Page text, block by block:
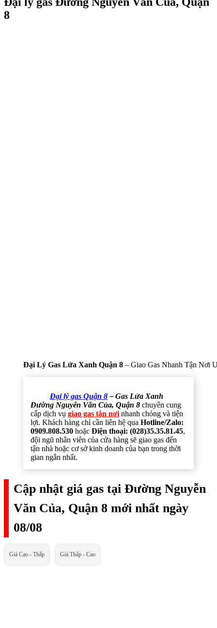
8
Đại Lý Gas Lửa Xanh Quận 8 – Giao Gas Nhanh Tận Nơi
Đại lý gas Quận 8– Gas Lửa Xanh
Đường Nguyễn Văn Của, Quận 8 chuyên cung
cấp dịch vụ giao gas tận nơi nhanh chóng và tiện
lợi. Khách hàng chỉ cần liên hệ qua Hotline/Zalo:
0909.808.530 hoặc Điện thoại: (028)35.35.81.45,
đội ngũ nhân viên của cửa hàng sẽ giao gas đến
tận nhà hoặc cơ sở kinh doanh của bạn trong thời
gian ngắn nhất.
Cập nhật giá gas tại Đường Nguyễn
Văn Của, Quận 8 mới nhất ngày
08/08
Giá Cao - Thấp Giá Thấp - Cao